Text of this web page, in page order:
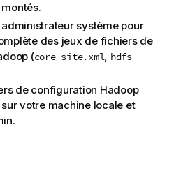
système pour
des jeux de fichiers de
(core-site.xml, hdfs-
de configuration Hadoop
votre machine locale et